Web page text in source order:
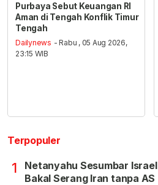
Purbaya Sebut Keuangan RI
Aman di Tengah Konflik Timur
Tengah
Dailynews - Rabu , 05 Aug 2026,
23:15 WIB
Terpopuler
1
Netanyahu Sesumbar Israel
Bakal Serang Iran tanpa AS